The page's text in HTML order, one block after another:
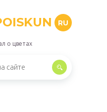
RU
о цветах